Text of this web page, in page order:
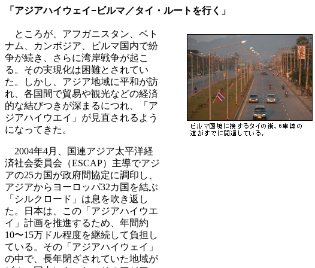
「アジアハイウェイ−ビルマ／タイ・ルートを行く」
ところが、アフガニスタン、ベト
ナム、カンボジア、ビルマ国内で紛
争が続き、さらに湾岸戦争が起こ
る。その実現化は困難とされてい
た。しかし、アジア地域に平和が訪
れ、各国間で貿易や観光などの経済
的な結びつきが深まるにつれ、「ア
ジアハイウエイ」が見直されるよう
になってきた。
2004年4月、国連アジア太平洋経
済社会委員会（ESCAP）主導でアジ
アの25カ国が政府間協定に調印し、
アジアからヨーロッパ32カ国を結ぶ
「シルクロード」は息を吹き返し
た。日本は、この「アジアハイウエ
イ」計画を推進するため、年間約
10〜15万ドル程度を継続して負担し
ている。その「アジアハイウェイ」
の中で、長年閉ざされていた地域が